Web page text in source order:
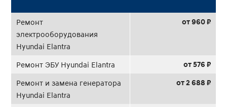
Ремонт
электрооборудования
Hyundai Elantra
от 960 ₽
Ремонт ЭБУ Hyundai Elantra от 576 ₽
Ремонт и замена генератора
Hyundai Elantra
от 2 688 ₽